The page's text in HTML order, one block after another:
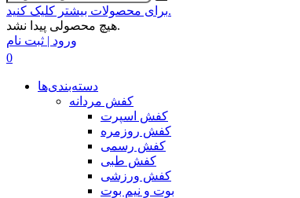
برای محصولات بیشتر کلیک کنید.
هیچ محصولی پیدا نشد.
ورود | ثبت نام
0
دسته‌بندی‌ها
کفش مردانه
کفش اسپرت
کفش روزمره
کفش رسمی
کفش طبی
کفش ورزشی
بوت و نیم بوت